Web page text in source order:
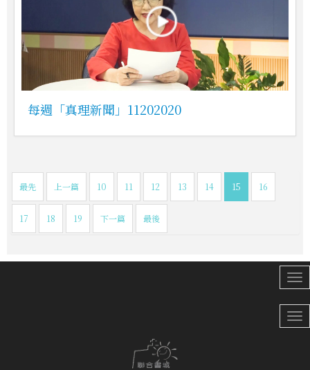
每週「真理新聞」11202020
最先 上一篇 10 11 12 13 14 15 16
17 18 19 下一篇 最後